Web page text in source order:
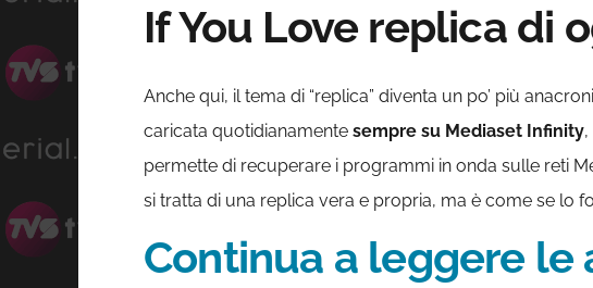
If You Love replica di
Anche qui, il tema di “replica” diventa un po’ più
caricata quotidianamente sempre su Mediaset Infinity
permette di recuperare i programmi in onda sulle reti
si tratta di una replica vera e propria, ma è come se lo
Continua a leggere le